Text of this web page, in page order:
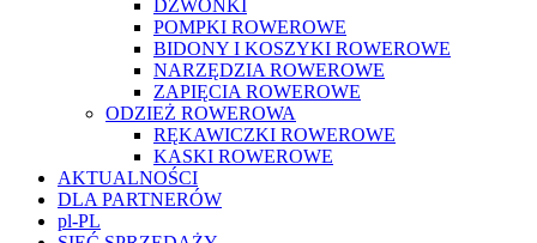
DZWONKI
POMPKI ROWEROWE
BIDONY I KOSZYKI ROWEROWE
NARZĘDZIA ROWEROWE
ZAPIĘCIA ROWEROWE
ODZIEŻ ROWEROWA
RĘKAWICZKI ROWEROWE
KASKI ROWEROWE
AKTUALNOŚCI
DLA PARTNERÓW
pl-PL